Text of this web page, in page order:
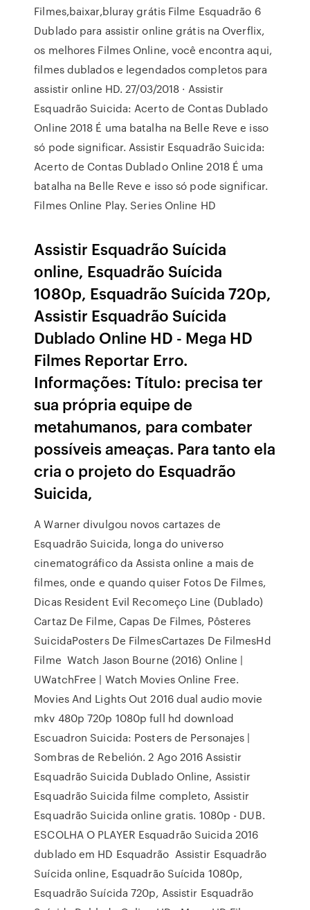
Filmes,baixar,bluray grátis Filme Esquadrão 6
Dublado para assistir online grátis na Overflix,
os melhores Filmes Online, você encontra aqui,
filmes dublados e legendados completos para
assistir online HD. 27/03/2018 · Assistir
Esquadrão Suicida: Acerto de Contas Dublado
Online 2018 É uma batalha na Belle Reve e isso
só pode significar. Assistir Esquadrão Suicida:
Acerto de Contas Dublado Online 2018 É uma
batalha na Belle Reve e isso só pode significar.
Filmes Online Play. Series Online HD
Assistir Esquadrão Suícida
online, Esquadrão Suícida
1080p, Esquadrão Suícida 720p,
Assistir Esquadrão Suícida
Dublado Online HD - Mega HD
Filmes Reportar Erro.
Informações: Título: precisa ter
sua própria equipe de
metahumanos, para combater
possíveis ameaças. Para tanto ela
cria o projeto do Esquadrão
Suicida,
A Warner divulgou novos cartazes de
Esquadrão Suicida, longa do universo
cinematográfico da Assista online a mais de
filmes, onde e quando quiser Fotos De Filmes,
Dicas Resident Evil Recomeço Line (Dublado)
Cartaz De Filme, Capas De Filmes, Pôsteres
SuicidaPosters De FilmesCartazes De FilmesHd
Filme Watch Jason Bourne (2016) Online |
UWatchFree | Watch Movies Online Free.
Movies And Lights Out 2016 dual audio movie
mkv 480p 720p 1080p full hd download
Escuadron Suicida: Posters de Personajes |
Sombras de Rebelión. 2 Ago 2016 Assistir
Esquadrão Suicida Dublado Online, Assistir
Esquadrão Suicida filme completo, Assistir
Esquadrão Suicida online gratis. 1080p - DUB.
ESCOLHA O PLAYER Esquadrão Suicida 2016
dublado em HD Esquadrão Assistir Esquadrão
Suícida online, Esquadrão Suícida 1080p,
Esquadrão Suícida 720p, Assistir Esquadrão